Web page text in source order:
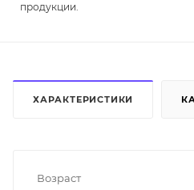
продукции.
ХАРАКТЕРИСТИКИ
Возраст